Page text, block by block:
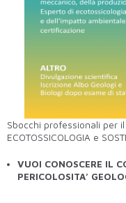
Sbocchi professionali per
ECOTOSSICOLOGIA e
VUOI CONOSCERE IL
PERICOLOSITA’